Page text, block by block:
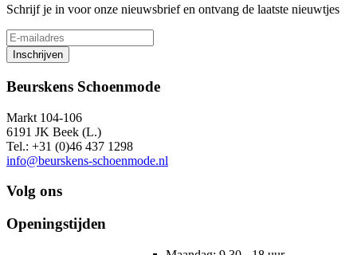
Schrijf je in voor onze nieuwsbrief en ontvang de laatste nieuwtjes
Inschrijven
Beurskens Schoenmode
Markt 104-106
6191 JK Beek (L.)
Tel.: +31 (0)46 437 1298
info@beurskens-schoenmode.nl
Volg ons
Openingstijden